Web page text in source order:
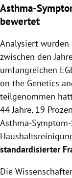
Asthma-
bewertet
Analysiert wurden
zwischen den
umfangreichen
on the Genetics
teilgenommen
44 Jahre, 19
Asthma-
standardisierter
Die